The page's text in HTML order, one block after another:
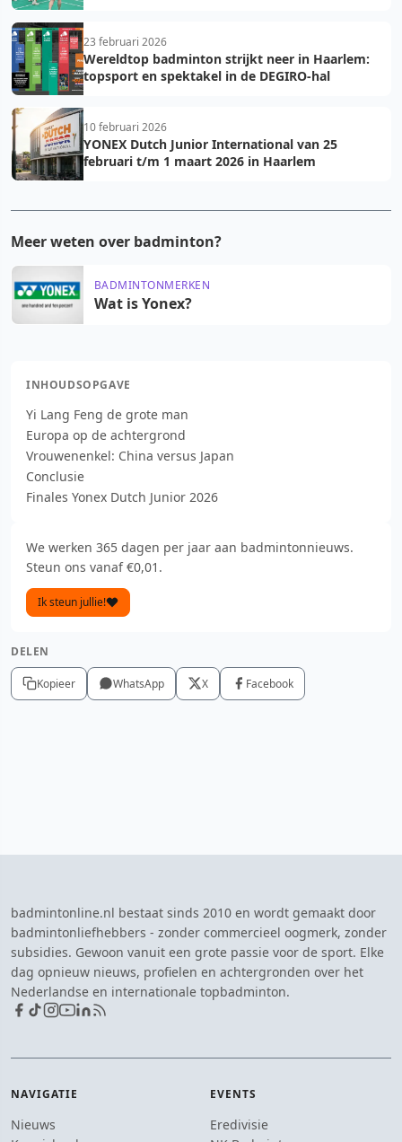
23 februari 2026
Wereldtop badminton strijkt neer in Haarlem:
topsport en spektakel in de DEGIRO-hal
10 februari 2026
YONEX Dutch Junior International van 25
februari t/m 1 maart 2026 in Haarlem
Meer weten over badminton?
BADMINTONMERKEN
Wat is Yonex?
INHOUDSOPGAVE
Yi Lang Feng de grote man
Europa op de achtergrond
Vrouwenenkel: China versus Japan
Conclusie
Finales Yonex Dutch Junior 2026
We werken 365 dagen per jaar aan badmintonnieuws.
Steun ons vanaf €0,01.
Ik steun jullie!
DELEN
Kopieer WhatsApp X Facebook
badmintonline.nl bestaat sinds 2010 en wordt gemaakt door
badmintonliefhebbers - zonder commercieel oogmerk, zonder
subsidies. Gewoon vanuit een grote passie voor de sport. Elke
dag opnieuw nieuws, profielen en achtergronden over het
Nederlandse en internationale topbadminton.
NAVIGATIE
Nieuws
EVENTS
Eredivisie